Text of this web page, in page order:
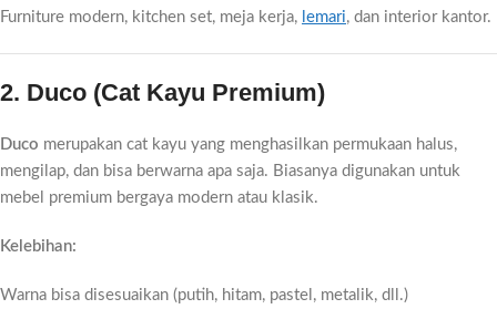
Furniture modern, kitchen set, meja kerja, lemari, dan interior kantor.
2. Duco (Cat Kayu Premium)
Duco merupakan cat kayu yang menghasilkan permukaan halus,
mengilap, dan bisa berwarna apa saja. Biasanya digunakan untuk
mebel premium bergaya modern atau klasik.
Kelebihan:
Warna bisa disesuaikan (putih, hitam, pastel, metalik, dll.)